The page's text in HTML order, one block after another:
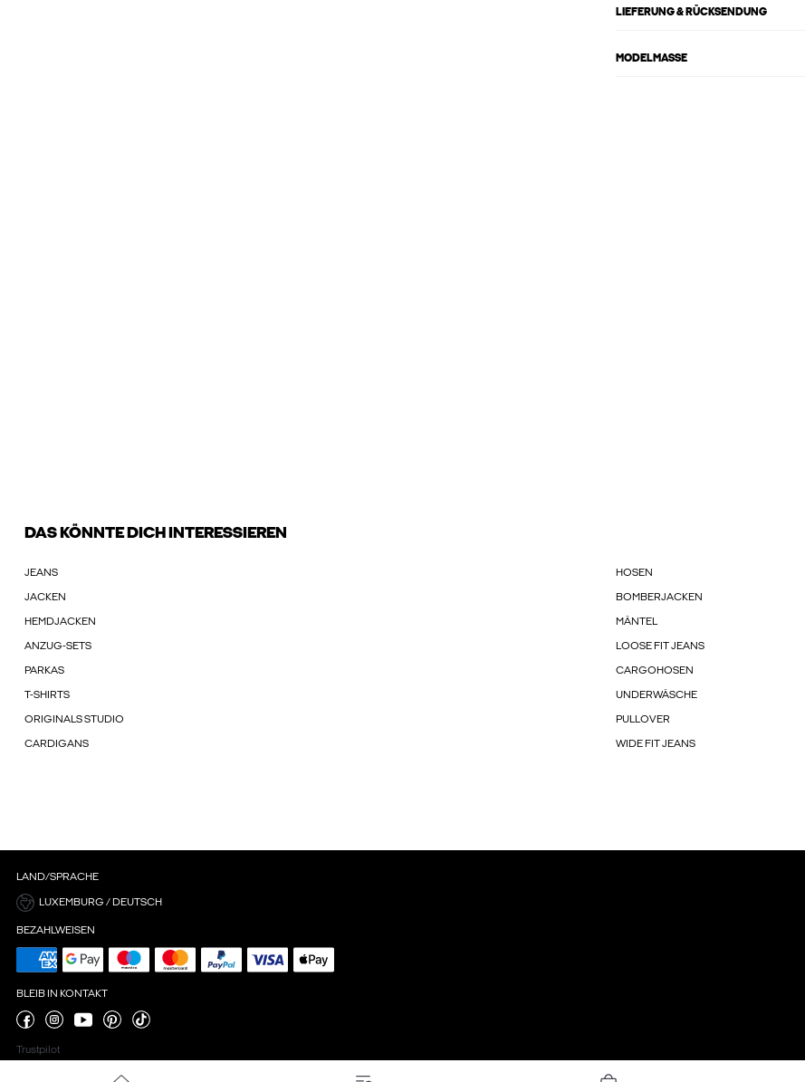
LIEFERUNG & RÜCKSENDUNG
MODELMASSE
DAS KÖNNTE DICH INTERESSIEREN
JEANS HOSEN
JACKEN BOMBERJACKEN
HEMDJACKEN MÄNTEL
ANZUG-SETS LOOSE FIT JEANS
PARKAS CARGOHOSEN
T-SHIRTS UNDERWÄSCHE
ORIGINALS STUDIO PULLOVER
CARDIGANS WIDE FIT JEANS
LAND/SPRACHE
LUXEMBURG / DEUTSCH
BEZAHLWEISEN
BLEIB IN KONTAKT
Trustpilot